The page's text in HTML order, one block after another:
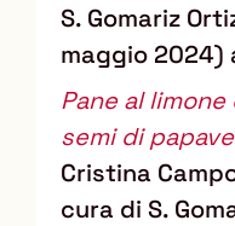
S. Gomariz
maggio 2024)
Pane al limone
semi di
Cristina
cura di S.